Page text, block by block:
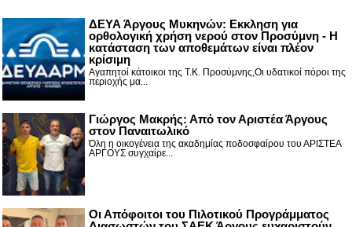
ΔΕΥΑ Άργους Μυκηνών: Εκκληση για
ορθολογική χρήση νερού στον Προσύμνη - Η
κατάσταση των αποθεμάτων είναι πλέον
κρίσιμη
Αγαπητοί κάτοικοι της Τ.Κ. Προσύμνης,Οι υδατικοί πόροι της
περιοχής μα...
Γιώργος Μακρής: Από τον Αριστέα Άργους
στον Παναιτωλικό
Όλη η οικογένεια της ακαδημίας ποδοσφαίρου του ΑΡΙΣΤΕΑ
ΑΡΓΟΥΣ συγχαίρε...
Οι Απόφοιτοι του Πιλοτικού Προγράμματος